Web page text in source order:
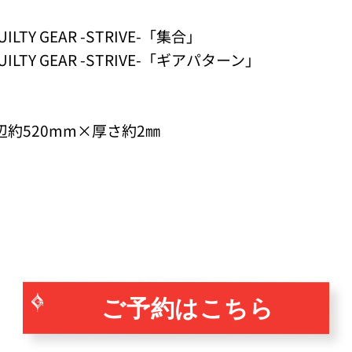
GEAR -STRIVE-「集合」
GEAR -STRIVE-「ギアパターン」
約520mm×厚さ約2㎜
ご予約はこちら